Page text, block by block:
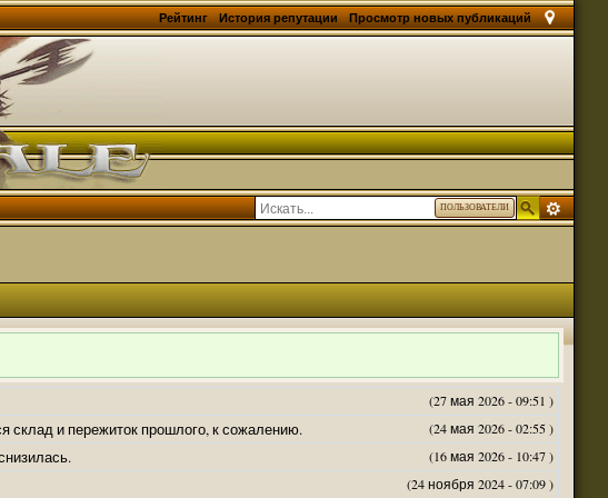
Просмотр новых публикаций
История репутации
Рейтинг
ПОЛЬЗОВАТЕЛИ
(27 мая 2026 - 09:51 )
(24 мая 2026 - 02:55 )
склад и пережиток прошлого, к сожалению.
(16 мая 2026 - 10:47 )
(24 ноября 2024 - 07:09 )